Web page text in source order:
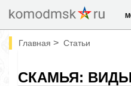
Главная > Статьи
СКАМЬЯ: